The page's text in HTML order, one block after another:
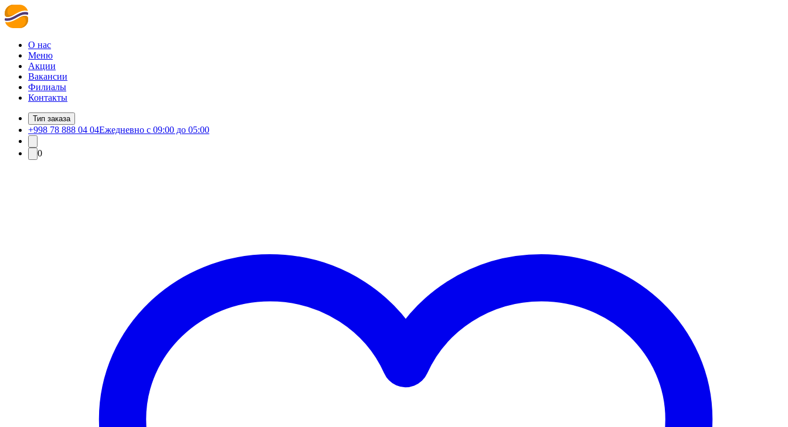
О нас
Меню
Акции
Вакансии
Филиалы
Контакты
Тип заказа
+998 78 888 04 04Ежедневно с 09:00 до 05:00
0